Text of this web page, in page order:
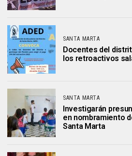
SANTA MARTA
Docentes del
los retroactivos
SANTA MARTA
Investigarán
en nombramiento
Santa Marta